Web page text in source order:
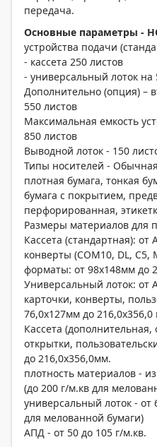
передача.
Основные параметры -
устройства подачи
- кассета 250 листов
- универсальный лоток на
Дополнительно (опция) –
550 листов
Максимальная емкость
850 листов
Выводной лоток - 150
Типы носителей -
плотная бумага, тонкая
бумага с покрытием,
перфорированная,
Размеры материалов
Кассета (стандартная): от
конверты (COM10, DL, C5,
форматы: от 98x148мм до
Универсальный лоток: от
карточки, конверты,
76,0x127мм до 216,0x356,0
Кассета
открытки,
до 216,0x356,0мм.
плотность материалов -
(до 200 г/м.кв для
универсальный лоток - от
для мелованной бумаги)
АПД - от 50 до 105 г/м.кв.